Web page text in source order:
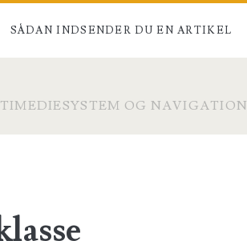
SÅDAN INDSENDER DU EN ARTIKEL
OG NAVIGATION